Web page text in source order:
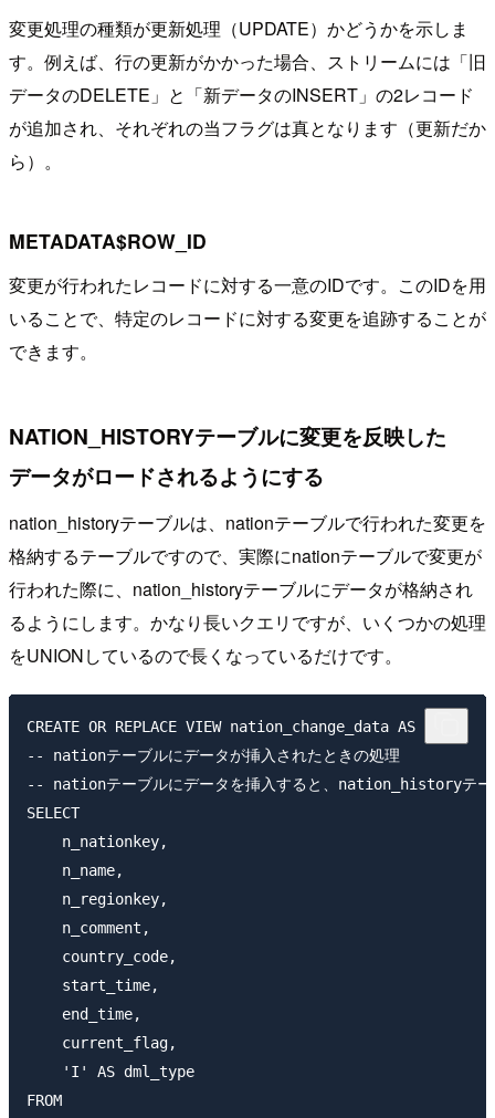
変更処理の種類が更新処理（UPDATE）かどうかを示しま
す。例えば、行の更新がかかった場合、ストリームには「旧
データのDELETE」と「新データのINSERT」の2レコード
が追加され、それぞれの当フラグは真となります（更新だか
ら）。
METADATA$ROW_ID
変更が行われたレコードに対する一意のIDです。このIDを用
いることで、特定のレコードに対する変更を追跡することが
できます。
NATION_HISTORYテーブルに変更を反映した
データがロードされるようにする
nation_historyテーブルは、nationテーブルで行われた変更を
格納するテーブルですので、実際にnationテーブルで変更が
行われた際に、nation_historyテーブルにデータが格納され
るようにします。かなり長いクエリですが、いくつかの処理
をUNIONしているので長くなっているだけです。
CREATE OR REPLACE VIEW nation_change_data AS
-- nationテーブルにデータが挿入されたときの処理
-- nationテーブルにデータを挿入すると、nation_historyテー
SELECT
    n_nationkey,
    n_name,
    n_regionkey,
    n_comment,
    country_code,
    start_time,
    end_time,
    current_flag,
    'I' AS dml_type
FROM